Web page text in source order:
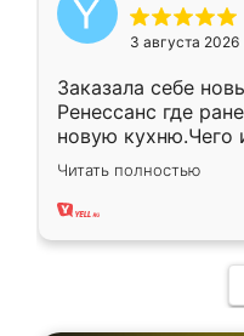
3 августа 2026
Заказала себе
Ренессанс где
новую кухню.Чего
вполне довольна.
два года,
Читать полностью